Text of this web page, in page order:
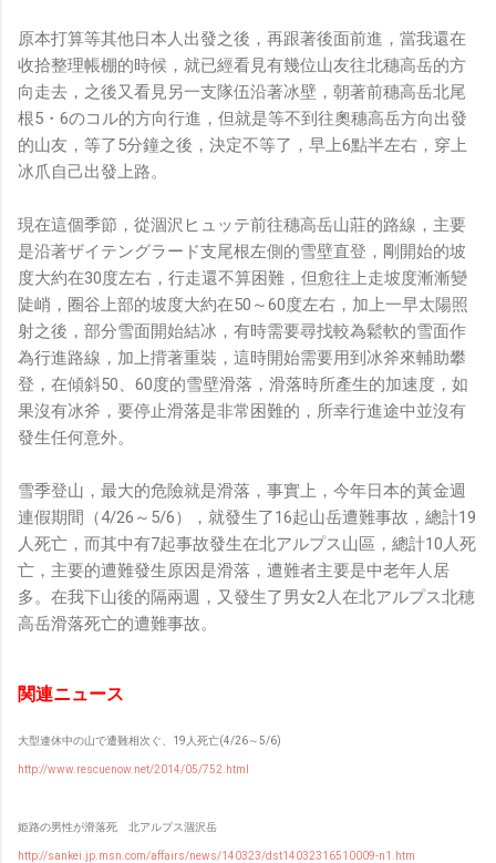
原本打算等其他日本人出發之後，再跟著後面前進，當我還在
收拾整理帳棚的時候，就已經看見有幾位山友往北穗高岳的方
向走去，之後又看見另一支隊伍沿著冰壁，朝著前穗高岳北尾
根5・6のコル的方向行進，但就是等不到往奧穗高岳方向出發
的山友，等了5分鐘之後，決定不等了，早上6點半左右，穿上
冰爪自己出發上路。
現在這個季節，從涸沢ヒュッテ前往穗高岳山莊的路線，主要
是沿著ザイテングラード支尾根左側的雪壁直登，剛開始的坡
度大約在30度左右，行走還不算困難，但愈往上走坡度漸漸變
陡峭，圈谷上部的坡度大約在50～60度左右，加上一早太陽照
射之後，部分雪面開始結冰，有時需要尋找較為鬆軟的雪面作
為行進路線，加上揹著重裝，這時開始需要用到冰斧來輔助攀
登，在傾斜50、60度的雪壁滑落，滑落時所產生的加速度，如
果沒有冰斧，要停止滑落是非常困難的，所幸行進途中並沒有
發生任何意外。
雪季登山，最大的危險就是滑落，事實上，今年日本的黃金週
連假期間（4/26～5/6），就發生了16起山岳遭難事故，總計19
人死亡，而其中有7起事故發生在北アルプス山區，總計10人死
亡，主要的遭難發生原因是滑落，遭難者主要是中老年人居
多。在我下山後的隔兩週，又發生了男女2人在北アルプス北穂
高岳滑落死亡的遭難事故。
関連ニュース
大型連休中の山で遭難相次ぐ、19人死亡(4/26～5/6)
http://www.rescuenow.net/2014/05/752.html
姫路の男性が滑落死 北アルプス涸沢岳
http://sankei.jp.msn.com/affairs/news/140323/dst14032316510009-n1.htm